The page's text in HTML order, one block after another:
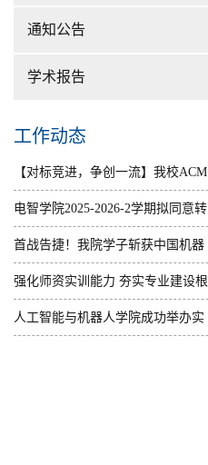
通知公告
学术报告
工作动态
【对标竞进，争创一流】我校ACM
集训...
电智学院2025-2026-2学期拟同意转
出...
首战告捷！我院学子斩获中国机器
人...
强化师资实训能力 夯实专业建设根
基...
人工智能与机器人学院成功举办实